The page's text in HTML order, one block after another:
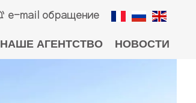
e-mail обращение
НАШЕ АГЕНТСТВО НОВОСТИ